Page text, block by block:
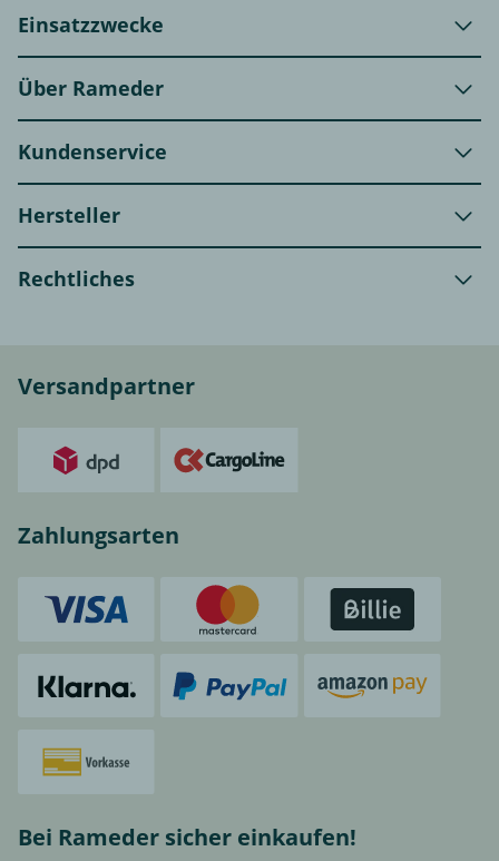
Einsatzzwecke
Über Rameder
Kundenservice
Hersteller
Rechtliches
Versandpartner
Zahlungsarten
Bei Rameder sicher einkaufen!